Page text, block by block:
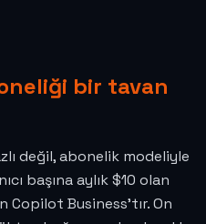
bir tavan
değil, abonelik modeliyle
başına aylık $10 olan
Copilot Business'tır. On